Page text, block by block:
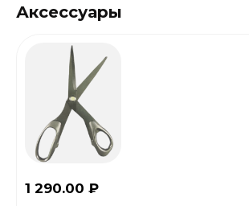
Аксессуары
1 290.00 ₽